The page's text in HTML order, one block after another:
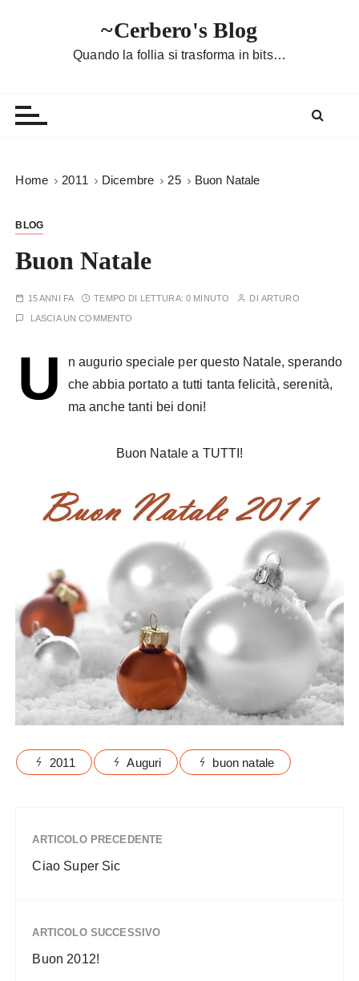
~Cerbero's Blog
Quando la follia si trasforma in bits…
Home 2011 Dicembre 25 Buon Natale
BLOG
Buon Natale
15 ANNI FA TEMPO DI LETTURA: 0 MINUTO DI ARTURO
LASCIA UN COMMENTO
U
n augurio speciale per questo Natale, sperando
che abbia portato a tutti tanta felicità, serenità,
ma anche tanti bei doni!
Buon Natale a TUTTI!
2011 Auguri buon natale
ARTICOLO PRECEDENTE
Ciao Super Sic
ARTICOLO SUCCESSIVO
Buon 2012!